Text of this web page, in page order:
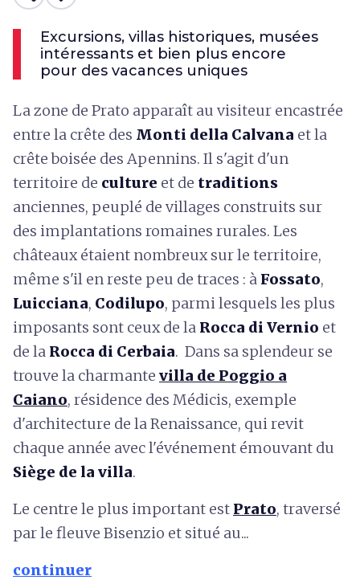
Excursions, villas historiques, musées
intéressants et bien plus encore
pour des vacances uniques
La zone de Prato apparaît au visiteur encastrée
entre la crête des Monti della Calvana et la
crête boisée des Apennins. Il s'agit d'un
territoire de culture et de traditions
anciennes, peuplé de villages construits sur
des implantations romaines rurales. Les
châteaux étaient nombreux sur le territoire,
même s'il en reste peu de traces : à Fossato,
Luicciana, Codilupo, parmi lesquels les plus
imposants sont ceux de la Rocca di Vernio et
de la Rocca di Cerbaia. Dans sa splendeur se
trouve la charmante villa de Poggio a
Caiano, résidence des Médicis, exemple
d'architecture de la Renaissance, qui revit
chaque année avec l'événement émouvant du
Siège de la villa.
Le centre le plus important est Prato, traversé
par le fleuve Bisenzio et situé au...
continuer